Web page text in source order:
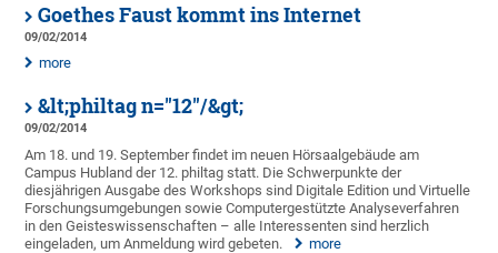
Goethes Faust kommt ins Internet
09/02/2014
more
&lt;philtag n="12"/&gt;
09/02/2014
Am 18. und 19. September findet im neuen Hörsaalgebäude am
Campus Hubland der 12. philtag statt. Die Schwerpunkte der
diesjährigen Ausgabe des Workshops sind Digitale Edition und Virtuelle
Forschungsumgebungen sowie Computergestützte Analyseverfahren
in den Geisteswissenschaften – alle Interessenten sind herzlich
eingeladen, um Anmeldung wird gebeten.
more